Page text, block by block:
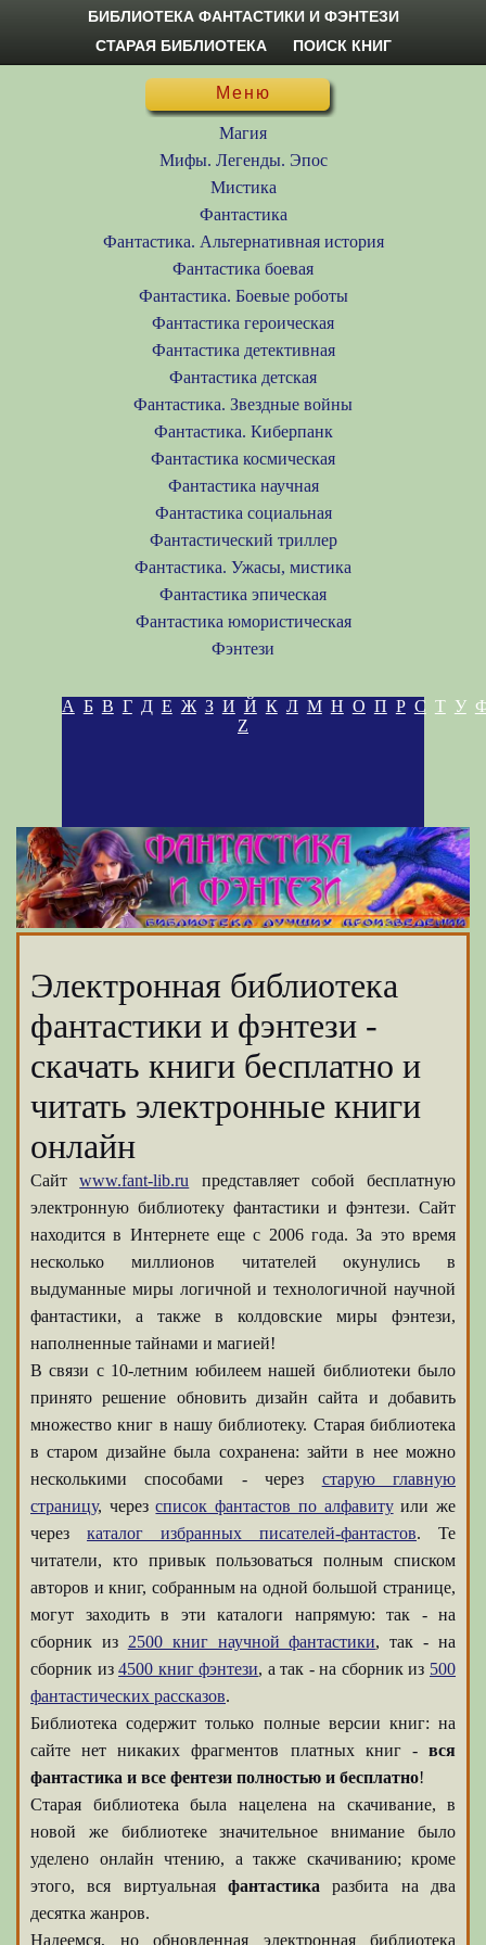
БИБЛИОТЕКА ФАНТАСТИКИ И ФЭНТЕЗИ
СТАРАЯ БИБЛИОТЕКА
ПОИСК КНИГ
Меню
Магия
Мифы. Легенды. Эпос
Мистика
Фантастика
Фантастика. Альтернативная история
Фантастика боевая
Фантастика. Боевые роботы
Фантастика героическая
Фантастика детективная
Фантастика детская
Фантастика. Звездные войны
Фантастика. Киберпанк
Фантастика космическая
Фантастика научная
Фантастика социальная
Фантастический триллер
Фантастика. Ужасы, мистика
Фантастика эпическая
Фантастика юмористическая
Фэнтези
А Б В Г Д Е Ж З И Й К Л М Н О П Р С Т У
Z
Электронная библиотека
фантастики и фэнтези -
скачать книги бесплатно и
читать электронные книги
онлайн
Сайтwww.fant-lib.ru представляет собой бесплатную
электронную библиотеку фантастики и фэнтези. Сайт
находится в Интернете еще с 2006 года. За это время
несколько миллионов читателей окунулись в
выдуманные миры логичной и технологичной научной
фантастики, а также в колдовские миры фэнтези,
наполненные тайнами и магией!
В связи с 10-летним юбилеем нашей библиотеки было
принято решение обновить дизайн сайта и добавить
множество книг в нашу библиотеку. Старая библиотека
в старом дизайне была сохранена: зайти в нее можно
несколькими способами - через старую главную
страницу, черезсписок фантастов по алфавитуили же
через каталог избранных писателей-фантастов. Те
читатели, кто привык пользоваться полным списком
авторов и книг, собранным на одной большой странице,
могут заходить в эти каталоги напрямую: так - на
сборник из 2500 книг научной фантастики, так - на
сборник из4500 книг фэнтези, а так - на сборник из 500
фантастических рассказов.
Библиотека содержит только полные версии книг: на
сайте нет никаких фрагментов платных книг - вся
фантастика и все фентези полностью и бесплатно!
Старая библиотека была нацелена на скачивание, в
новой же библиотеке значительное внимание было
уделено онлайн чтению, а также скачиванию; кроме
этого, вся виртуальная фантастика разбита на два
десятка жанров.
Надеемся, но обновленная электронная библиотека